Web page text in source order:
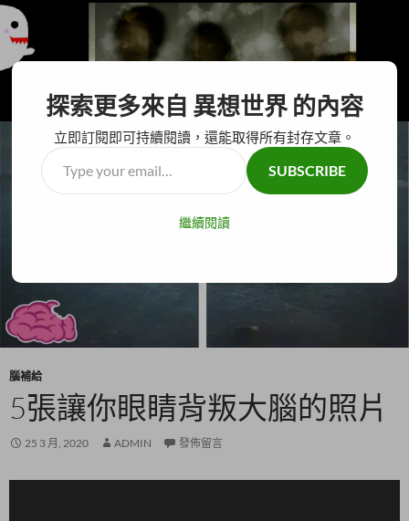
異想世界
腦補給
5張讓你眼睛背叛大腦的照片
25 3 月, 2020 ADMIN 發佈留言
探索更多來自 異想世界 的內容
立即訂閱即可持續閱讀，還能取得所有封存文章。
Type
your
SUBSCRIBE
繼續閱讀